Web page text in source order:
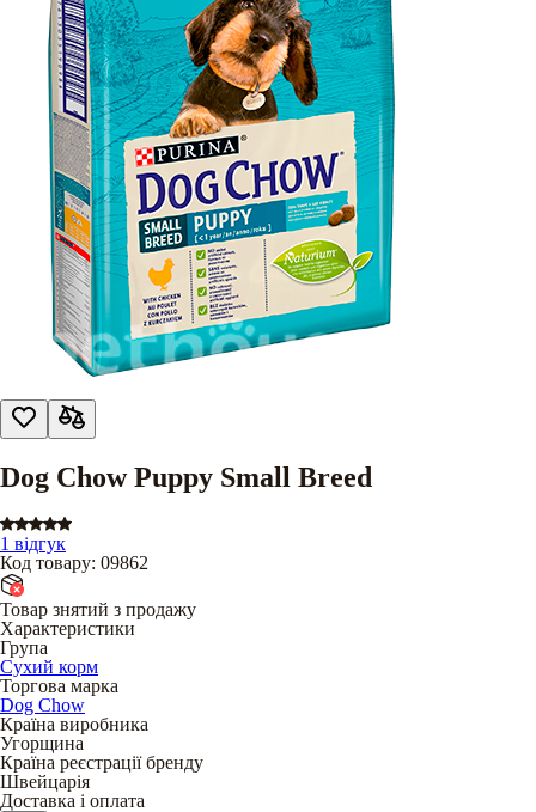
Dog Chow Puppy Small Breed
1 відгук
Код товару: 09862
Товар знятий з продажу
Характеристики
Група
Сухий корм
Торгова марка
Dog Chow
Країна виробника
Угорщина
Країна реєстрації бренду
Швейцарія
Доставка і оплата